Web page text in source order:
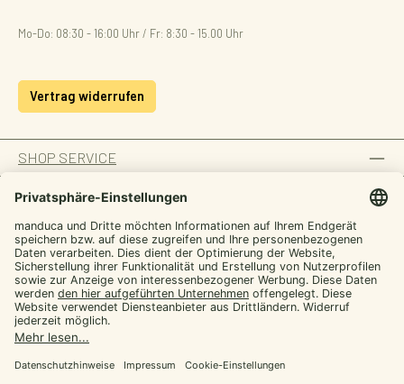
Mo-Do: 08:30 - 16:00 Uhr / Fr: 8:30 - 15.00 Uhr
Vertrag widerrufen
SHOP SERVICE
INFORMATION
ZAHLUNGSARTEN
SICHER EINKAUFEN
UNSERE COMMUNITIES
Von manduca,
für dich
Werde manduca Insider und hol dir Tipps rund
ums Tragen plus exklusive Aktionen